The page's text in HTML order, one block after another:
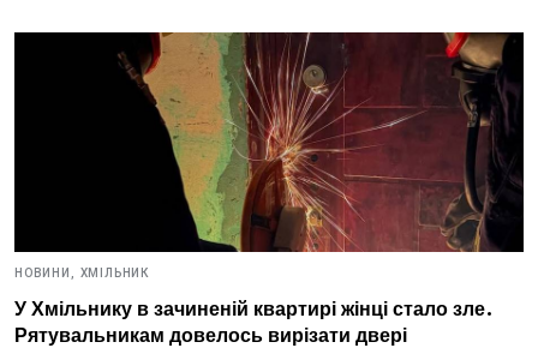
НОВИНИ, ХМІЛЬНИК
У Хмільнику в зачиненій квартирі жінці стало зле.
Рятувальникам довелось вирізати двері